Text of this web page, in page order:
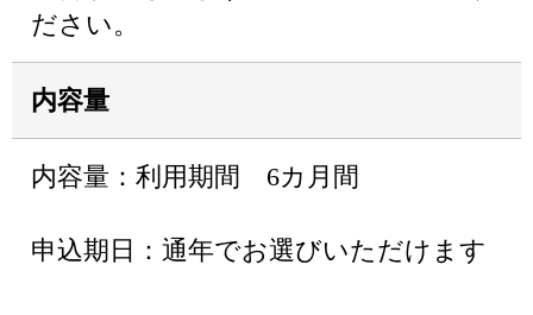
ださい。
内容量
内容量：利用期間 6カ月間
申込期日：通年でお選びいただけます